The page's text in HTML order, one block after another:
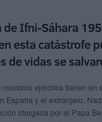
de Ifni-Sáhara
esta catástrofe
de vidas se
ejércitos tienen
España y el extranjero.
otorgada por el Papa